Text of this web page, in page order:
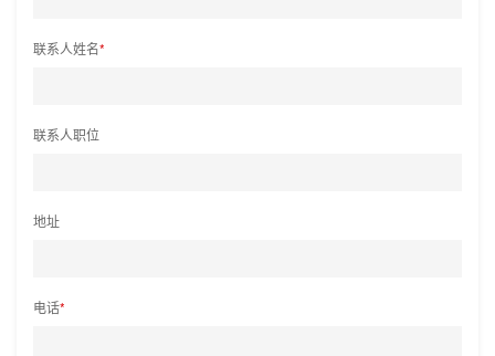
联系人姓名*
联系人职位
地址
电话*